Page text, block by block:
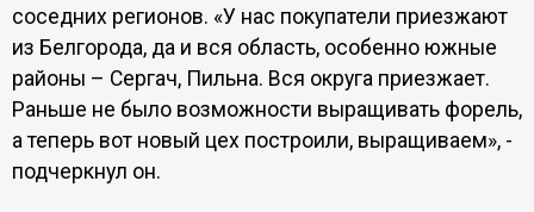
соседних регионов. «У нас покупатели приезжают
из Белгорода, да и вся область, особенно южные
районы – Сергач, Пильна. Вся округа приезжает.
Раньше не было возможности выращивать форель,
а теперь вот новый цех построили, выращиваем», -
подчеркнул он.